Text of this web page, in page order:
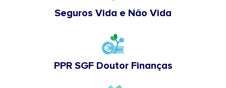
Seguros Vida e Não Vida
PPR SGF Doutor Finanças